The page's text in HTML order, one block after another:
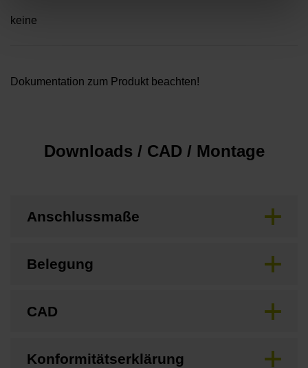
keine
Dokumentation zum Produkt beachten!
Downloads / CAD / Montage
Anschlussmaße
Belegung
CAD
Konformitätserklärung